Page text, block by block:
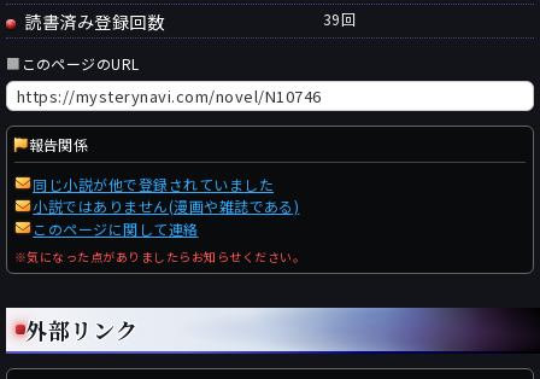
読書済み登録回数 39回
■ このページのURL
報告関係
同じ小説が他で登録されていました
小説ではありません(漫画や雑誌である)
このページに関して連絡
※気になった点がありましたらお知らせください。
外部リンク